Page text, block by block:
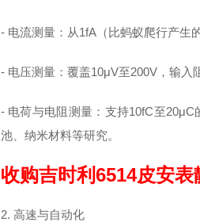
- 电流测量：从1fA（比蚂蚁爬行产生
- 电压测量：覆盖10μV至200V，输入
- 电荷与电阻测量：支持10fC至
池、纳米材料等研究。
收购吉时利6514皮安表
2. 高速与自动化